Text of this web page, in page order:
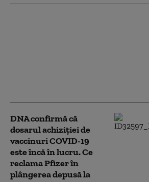
DNA confirmă că
dosarul achiziției de
vaccinuri COVID-19
este încă în lucru. Ce
reclama Pfizer în
plângerea depusă la